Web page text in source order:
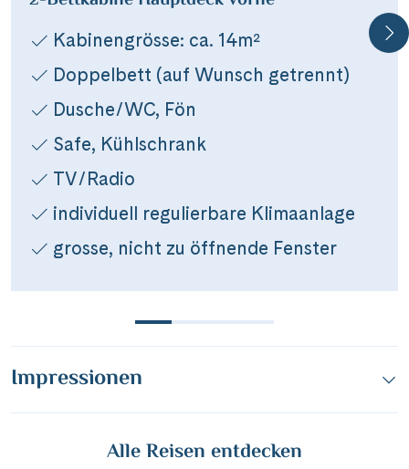
Link kopieren
Kabinengrösse: ca. 14m²
Doppelbett (auf Wunsch getrennt)
Dusche/WC, Fön
Safe, Kühlschrank
TV/Radio
individuell regulierbare Klimaanlage
grosse, nicht zu öffnende Fenster
Impressionen
Alle Reisen entdecken